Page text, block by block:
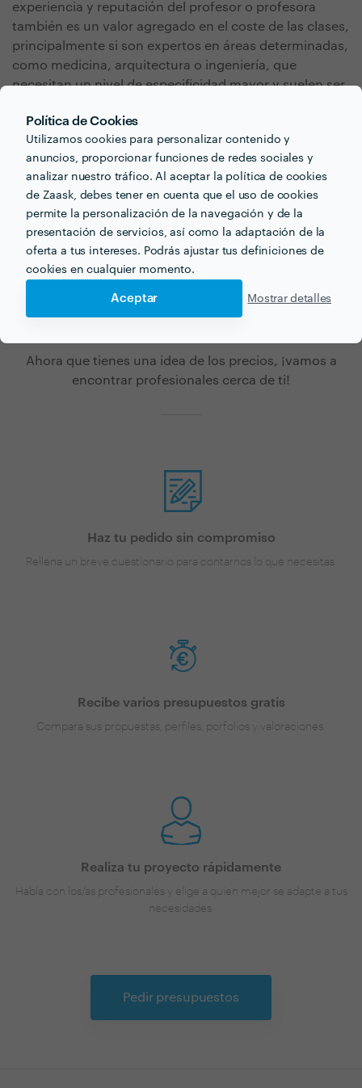
Política de Cookies
Utilizamos cookies para personalizar contenido y
anuncios, proporcionar funciones de redes sociales y
analizar nuestro tráfico. Al aceptar la política de cookies
de Zaask, debes tener en cuenta que el uso de cookies
permite la personalización de la navegación y de la
presentación de servicios, así como la adaptación de la
oferta a tus intereses. Podrás ajustar tus definiciones de
cookies en cualquier momento.
Aceptar Mostrar detalles
experiencia y reputación del profesor o profesora
también es un valor agregado en el coste de las clases,
principalmente si son expertos en áreas determinadas,
como medicina, arquitectura o ingeniería, que
necesitan un nivel de especificidad mayor y suelen ser
oposiciones y otros procesos selectivos.
¿Buscas clases de
portugués para tu próximo
proyecto?
Ahora que tienes una idea de los precios, ¡vamos a
encontrar profesionales cerca de ti!
Haz tu pedido sin compromiso
Rellena un breve cuestionario para contarnos lo que necesitas.
Recibe varios presupuestos gratis
Compara sus propuestas, perfiles, porfolios y valoraciones.
Realiza tu proyecto rápidamente
Habla con los/as profesionales y elige a quien mejor se adapte a tus
necesidades.
Pedir presupuestos